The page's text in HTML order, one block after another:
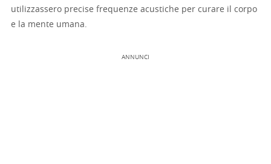
utilizzassero precise frequenze acustiche per curare il corpo
e la mente umana.
ANNUNCI